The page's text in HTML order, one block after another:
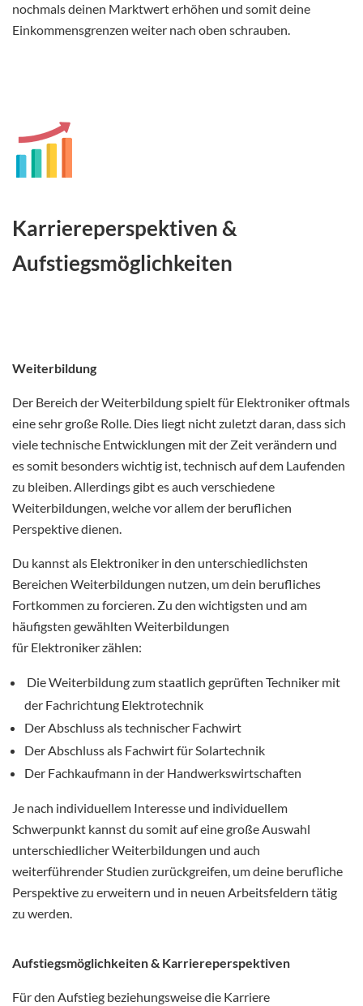
nochmals deinen Marktwert erhöhen und somit deine
Einkommensgrenzen weiter nach oben schrauben.
Karriereperspektiven&
Aufstiegsmöglichkeiten
Weiterbildung
Der Bereich der Weiterbildung spielt für Elektroniker oftmals
eine sehr große Rolle. Dies liegt nicht zuletzt daran, dass sich
viele technische Entwicklungen mit der Zeit verändern und
es somit besonders wichtig ist, technisch auf dem Laufenden
zu bleiben. Allerdings gibt es auch verschiedene
Weiterbildungen, welche vor allem der beruflichen
Perspektive dienen.
Du kannst als Elektroniker in den unterschiedlichsten
Bereichen Weiterbildungen nutzen, um dein berufliches
Fortkommen zu forcieren. Zu den wichtigsten und am
häufigsten gewählten Weiterbildungen
für Elektroniker zählen:
Die Weiterbildung zum staatlich geprüften Techniker mit
der Fachrichtung Elektrotechnik
Der Abschluss als technischer Fachwirt
Der Abschluss als Fachwirt für Solartechnik
Der Fachkaufmann in der Handwerkswirtschaften
Je nach individuellem Interesse und individuellem
Schwerpunkt kannst du somit auf eine große Auswahl
unterschiedlicher Weiterbildungen und auch
weiterführender Studien zurückgreifen, um deine berufliche
Perspektive zu erweitern und in neuen Arbeitsfeldern tätig
zu werden.
Aufstiegsmöglichkeiten & Karriereperspektiven
Für den Aufstieg beziehungsweise die Karriere